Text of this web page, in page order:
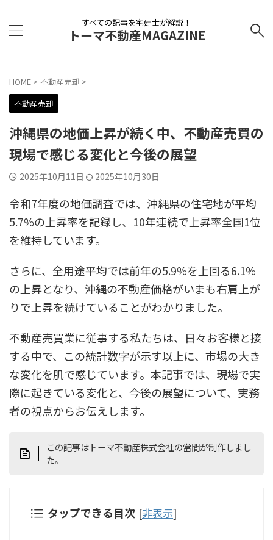
すべての記事を宅建士が解説！
トーマ不動産MAGAZINE
HOME > 不動産売却 >
不動産売却
沖縄県の地価上昇が続く中、不動産売買の
現場で感じる変化と今後の展望
2025年10月11日 2025年10月30日
令和7年度の地価調査では、沖縄県の住宅地が平均
5.7%の上昇率を記録し、10年連続で上昇率全国1位
を維持しています。
さらに、全用途平均では前年の5.9%を上回る6.1%
の上昇となり、沖縄の不動産価格がいまも右肩上が
りで上昇を続けていることがわかりました。
不動産売買業に従事する私たちは、日々お客様と接
する中で、この統計数字が示す以上に、市場の大き
な変化を肌で感じています。本記事では、現場で実
際に起きている変化と、今後の展望について、実務
者の視点からお伝えします。
この記事はトーマ不動産株式会社の當間が制作しまし
た。
タップできる目次 [非表示]